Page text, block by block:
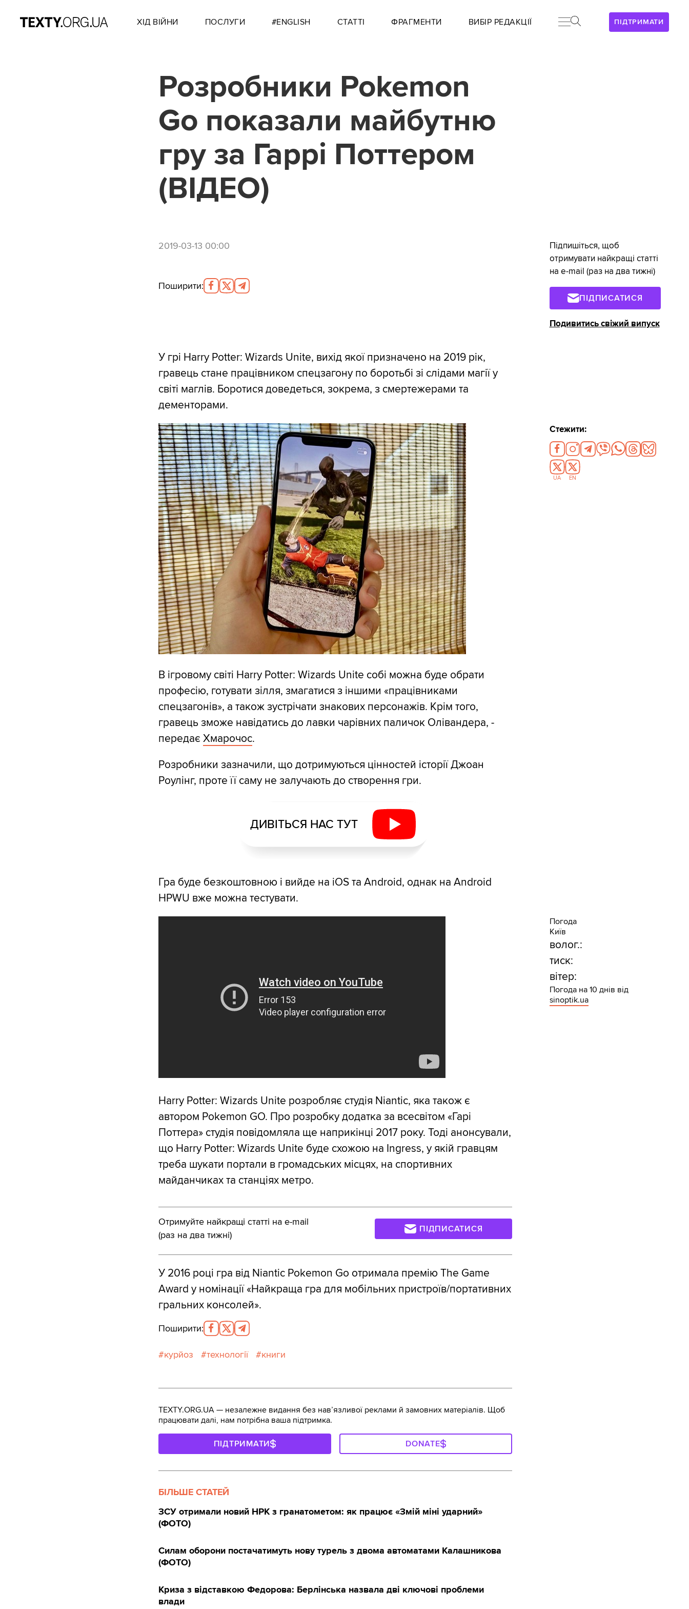
ПІДТРИМАТИ
ХІД ВІЙНИ ПОСЛУГИ #ENGLISH СТАТТІ ФРАГМЕНТИ ВИБІР РЕДАКЦІЇ
Розробники Pokemon
Go показали майбутню
гру за Гаррі Поттером
(ВІДЕО)
2019-03-13 00:00
Поширити:
У грі Harry Potter: Wizards Unite, вихід якої призначено на 2019 рік,
гравець стане працівником спецзагону по боротьбі зі слідами магії у
світі маглів. Боротися доведеться, зокрема, з смертежерами та
дементорами.
В ігровому світі Harry Potter: Wizards Unite собі можна буде обрати
професію, готувати зілля, змагатися з іншими «працівниками
спецзагонів», а також зустрічати знакових персонажів. Крім того,
гравець зможе навідатись до лавки чарівних паличок Олівандера, -
передає Хмарочос.
Розробники зазначили, що дотримуються цінностей історії Джоан
Роулінг, проте її саму не залучають до створення гри.
ДИВІТЬСЯ НАС ТУТ
Гра буде безкоштовною і вийде на iOS та Android, однак на Android
HPWU вже можна тестувати.
Harry Potter: Wizards Unite розробляє студія Niantic, яка також є
автором Pokemon GO. Про розробку додатка за всесвітом «Гарі
Поттера» студія повідомляла ще наприкінці 2017 року. Тоді анонсували,
що Harry Potter: Wizards Unite буде схожою на Ingress, у якій гравцям
треба шукати портали в громадських місцях, на спортивних
майданчиках та станціях метро.
Отримуйте найкращі статті на e-mail
(раз на два тижні)
ПІДПИСАТИСЯ
У 2016 році гра від Niantic Pokemon Go отримала премію The Game
Award у номінації «Найкраща гра для мобільних пристроїв/портативних
гральних консолей».
Поширити:
курйоз технології книги
Підпишіться, щоб
отримувати найкращі статті
на e-mail (раз на два тижні)
ПІДПИСАТИСЯ
Подивитись свіжий випуск
Стежити:
UA EN
Погода
Київ
волог.:
тиск:
вітер:
Погода на 10 днів від
sinoptik.ua
TEXTY.ORG.UA — незалежне видання без навʼязливої реклами й замовних матеріалів. Щоб
працювати далі, нам потрібна ваша підтримка.
ПІДТРИМАТИ DONATE
БІЛЬШЕ СТАТЕЙ
ЗСУ отримали новий НРК з гранатометом: як працює «Змій міні ударний»
(ФОТО)
Силам оборони постачатимуть нову турель з двома автоматами Калашникова
(ФОТО)
Криза з відставкою Федорова: Берлінська назвала дві ключові проблеми
влади